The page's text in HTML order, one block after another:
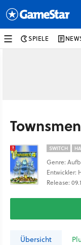
SPIELE
SWITCH
Genre:
Entwickler:
Release:
Übersicht